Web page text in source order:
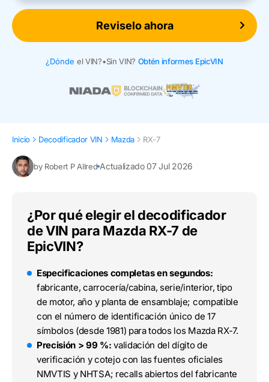
Reviselo ahora
¿Dónde el VIN?•Sin VIN? Obtén informes EpicVIN
Inicio Decodificador VIN Mazda RX-7
by Robert P Allred Actualizado 07 Jul 2026
¿Por qué elegir el decodificador
de VIN para Mazda RX-7 de
EpicVIN?
Especificaciones completas en segundos:
fabricante, carrocería/cabina, serie/interior, tipo
de motor, año y planta de ensamblaje; compatible
con el número de identificación único de 17
símbolos (desde 1981) para todos los Mazda RX-7.
Precisión > 99 %: validación del dígito de
verificación y cotejo con las fuentes oficiales
NMVTIS y NHTSA; recalls abiertos del fabricante